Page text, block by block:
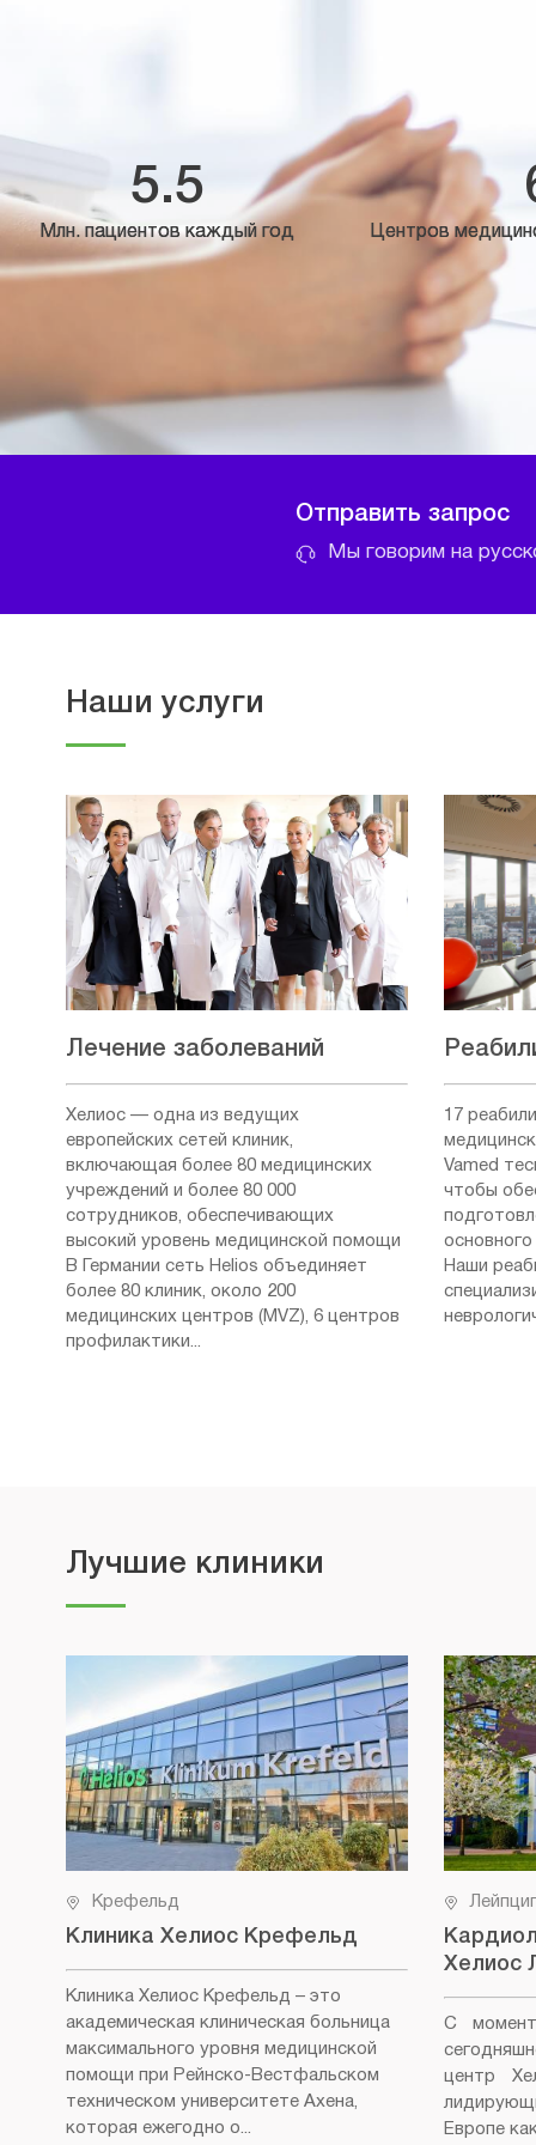
5.5
Млн. пациентов каждый год Центров
Отправить запрос
Мы говорим на
Наши услуги
Лечение заболеваний
Хелиос — одна из ведущих
европейских сетей клиник,
включающая более 80 медицинских
учреждений и более 80 000
сотрудников, обеспечивающих
высокий уровень медицинской помощи
В Германии сеть Helios объединяет
более 80 клиник, около 200
медицинских центров (MVZ), 6 центров
профилактики...
17
Vamed
чтобы
Наши
Лучшие клиники
Крефельд
Клиника Хелиос Крефельд
Клиника Хелиос Крефельд – это
академическая клиническая больница
максимального уровня медицинской
помощи при Рейнско-Вестфальском
техническом университете Ахена,
которая ежегодно о...
Лейпциг
Хелиос
С
центр
Европе